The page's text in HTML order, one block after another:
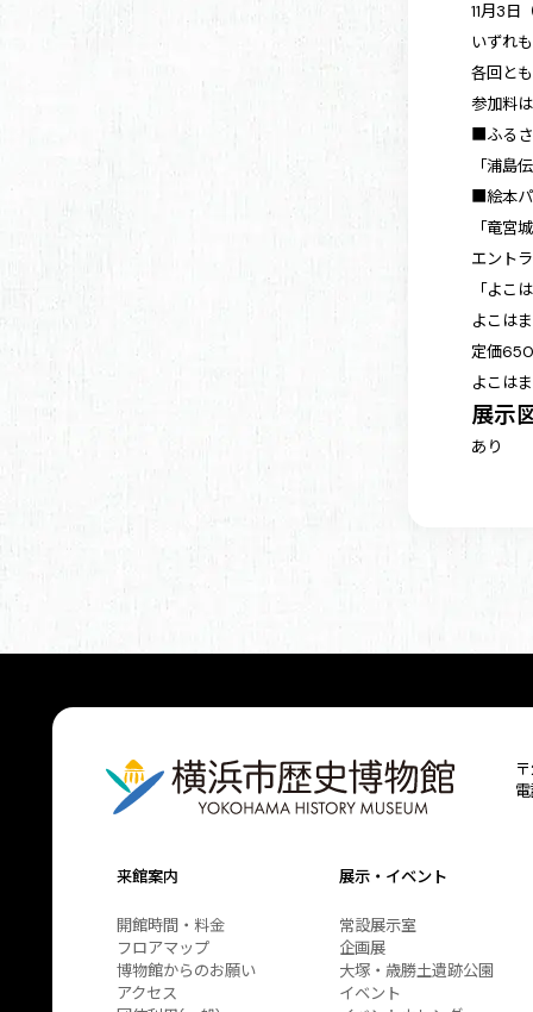
11月3日
いずれ
各回と
参加料
■ふる
「浦島
■絵本
「竜宮
エント
「よこ
よこは
定価
よこは
展示
あり
来館案内
開館時間・料金
フロアマップ
博物館からのお願い
アクセス
展示・イベント
常設展示室
企画展
大塚・歳勝土遺跡公園
イベント